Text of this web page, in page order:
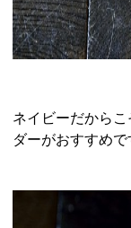
ネイビーだから
ダーがおすすめで